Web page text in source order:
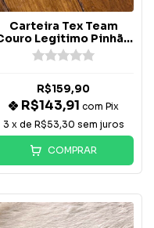
Carteira Tex Team
Legitimo Pinhão
com Costura Verde
Neon Vertical
R$159,90
R$143,91 com Pix
3 x de R$53,30 sem juros
COMPRAR